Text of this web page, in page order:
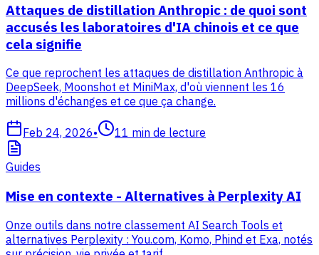
Attaques de distillation Anthropic : de quoi sont
accusés les laboratoires d'IA chinois et ce que
cela signifie
Ce que reprochent les attaques de distillation Anthropic à
DeepSeek, Moonshot et MiniMax, d'où viennent les 16
millions d'échanges et ce que ça change.
Feb 24, 2026• 11 min de lecture
Guides
Mise en contexte - Alternatives à Perplexity AI
Onze outils dans notre classement AI Search Tools et
alternatives Perplexity : You.com, Komo, Phind et Exa, notés